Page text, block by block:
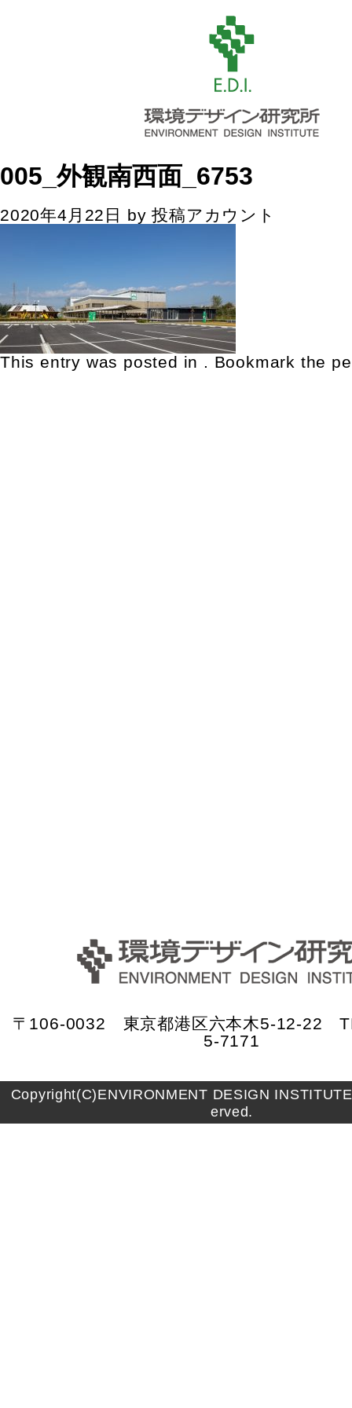
005_外観南西面_6753
2020年4月22日 by投稿アカウント
This entry was posted in . Bookmark the
〒106-0032 東京都港区六本木5-12-22
5-7171
Copyright(C)ENVIRONMENT DESIGN
erved.